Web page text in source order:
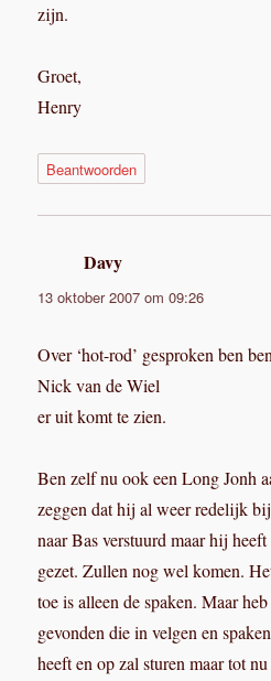
zijn.
Groet,
Henry
Beantwoorden
Davy
13 oktober 2007 om 09:26
Over ‘hot-rod’ gesproken ben
Nick van de Wiel
er uit komt te zien.
Ben zelf nu ook een Long Jonh
zeggen dat hij al weer redelijk
naar Bas verstuurd maar hij
gezet. Zullen nog wel komen.
toe is alleen de spaken. Maar
gevonden die in velgen en
heeft en op zal sturen maar tot